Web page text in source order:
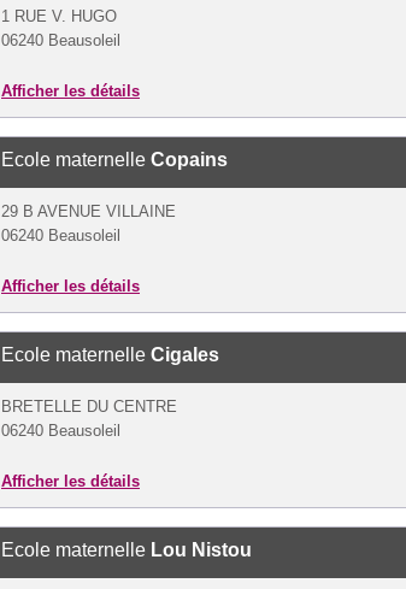
1 RUE V. HUGO
06240 Beausoleil
Afficher les détails
Ecole maternelle Copains
29 B AVENUE VILLAINE
06240 Beausoleil
Afficher les détails
Ecole maternelle Cigales
BRETELLE DU CENTRE
06240 Beausoleil
Afficher les détails
Ecole maternelle Lou Nistou